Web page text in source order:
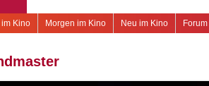
Forum
Neu im Kino
Morgen im Kino
im Kino